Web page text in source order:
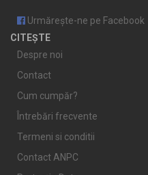
Urmărește-ne pe Facebook
CITEȘTE
Despre noi
Contact
Cum cumpăr?
Întrebări frecvente
Termeni si conditii
Contact ANPC